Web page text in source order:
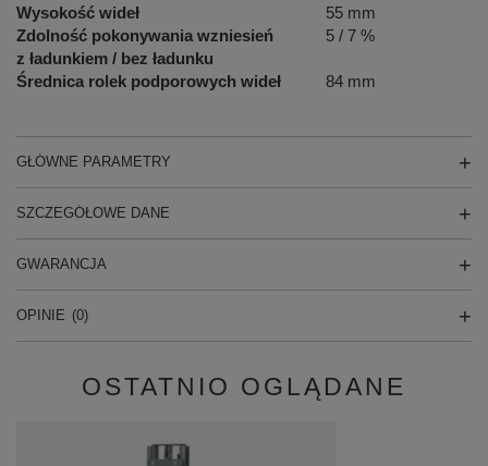
Wysokość wideł
55 mm
Zdolność pokonywania wzniesień
z ładunkiem / bez ładunku
5 / 7 %
Średnica rolek podporowych wideł 84 mm
GŁÓWNE PARAMETRY
SZCZEGÓŁOWE DANE
GWARANCJA
OPINIE (0)
OSTATNIO OGLĄDANE